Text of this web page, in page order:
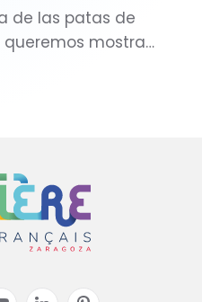
de las patas de
queremos mostra…